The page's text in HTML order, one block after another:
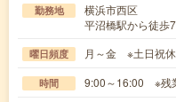
勤務地
横浜市西区
平沼橋駅から徒歩
曜日頻度 月～金 ※土日祝
時間 9:00～16:00 ※残